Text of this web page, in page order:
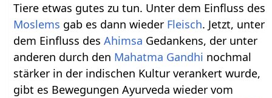
Tiere etwas gutes zu tun. Unter dem Einfluss des
Moslems gab es dann wieder Fleisch. Jetzt, unter
dem Einfluss desAhimsa Gedankens, der unter
anderen durch den Mahatma Gandhi nochmal
stärker in der indischen Kultur verankert wurde,
gibt es Bewegungen Ayurveda wieder vom